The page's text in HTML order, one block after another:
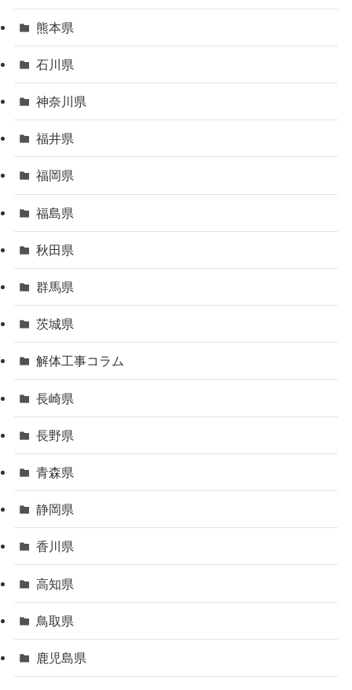
熊本県
石川県
神奈川県
福井県
福岡県
福島県
秋田県
群馬県
茨城県
解体工事コラム
長崎県
長野県
青森県
静岡県
香川県
高知県
鳥取県
鹿児島県